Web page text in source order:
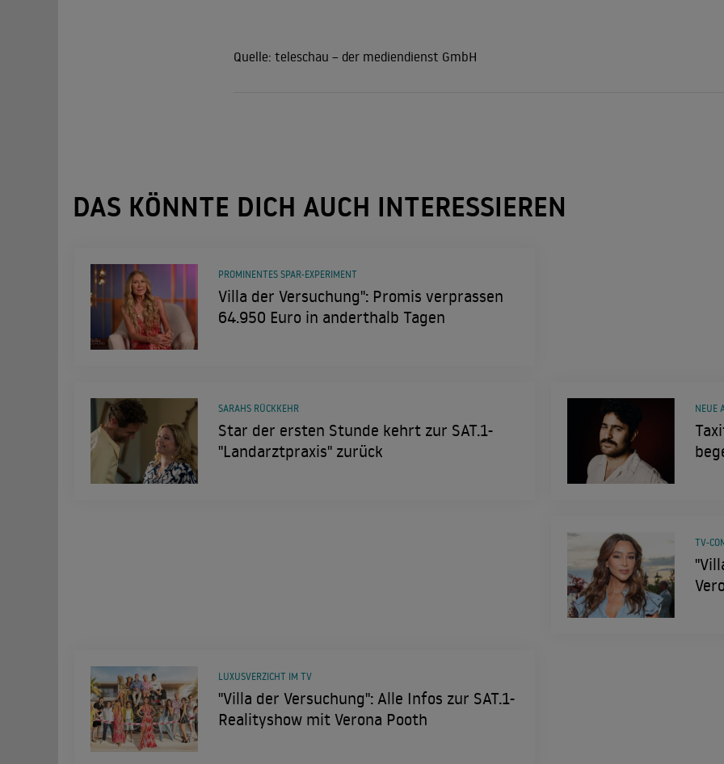
Quelle: teleschau – der mediendienst GmbH
DAS KÖNNTE DICH AUCH INTERESSIEREN
Villa der Versuchung": Promis verprassen
64.950 Euro in anderthalb Tagen
PROMINENTES SPAR-EXPERIMENT
Star der ersten Stunde kehrt zur SAT.1-
"Landarztpraxis" zurück
SARAHS RÜCKKEHR NEUE
TV-
"Villa der Versuchung": Alle Infos zur SAT.1-
Realityshow mit Verona Pooth
LUXUSVERZICHT IM TV